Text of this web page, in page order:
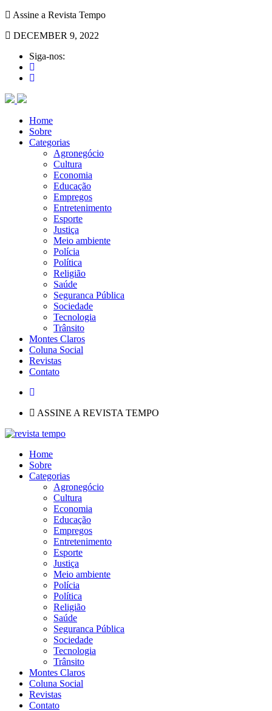
Assine a Revista Tempo
DECEMBER 9, 2022
Siga-nos:
Home
Sobre
Categorias
Agronegócio
Cultura
Economia
Educação
Empregos
Entretenimento
Esporte
Justiça
Meio ambiente
Polícia
Política
Religião
Saúde
Seguranca Pública
Sociedade
Tecnologia
Trânsito
Montes Claros
Coluna Social
Revistas
Contato
ASSINE A REVISTA TEMPO
Home
Sobre
Categorias
Agronegócio
Cultura
Economia
Educação
Empregos
Entretenimento
Esporte
Justiça
Meio ambiente
Polícia
Política
Religião
Saúde
Seguranca Pública
Sociedade
Tecnologia
Trânsito
Montes Claros
Coluna Social
Revistas
Contato